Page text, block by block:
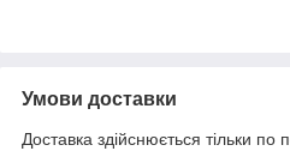
Умови доставки
Доставка здійснюється тільки по